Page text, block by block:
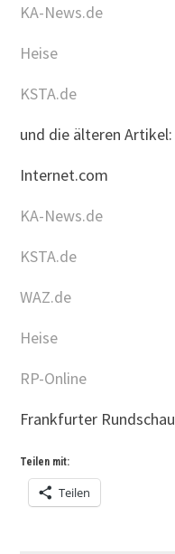
KA-News.de
Heise
KSTA.de
und die älteren Artikel:
Internet.com
KA-News.de
KSTA.de
WAZ.de
Heise
RP-Online
Frankfurter Rundschau
Teilen mit:
Teilen